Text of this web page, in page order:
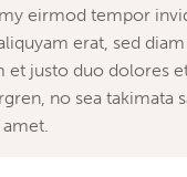
eirmod tempor
erat, sed
et justo duo dolores
no sea takimata